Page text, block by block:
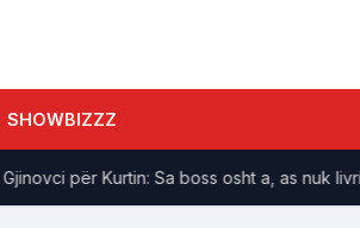
SHOWBIZZZ
për Kurtin: Sa boss osht a, as nuk livritë